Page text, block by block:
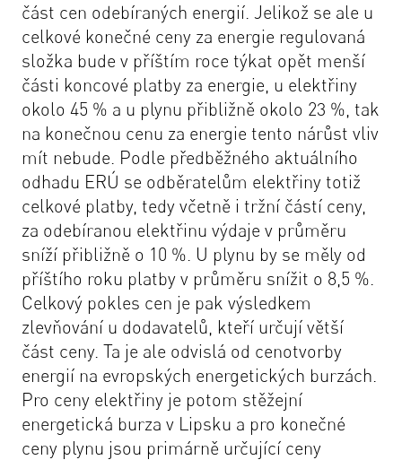
část cen odebíraných energií. Jelikož se ale u
celkové konečné ceny za energie regulovaná
složka bude v příštím roce týkat opět menší
části koncové platby za energie, u elektřiny
okolo 45 % a u plynu přibližně okolo 23 %, tak
na konečnou cenu za energie tento nárůst vliv
mít nebude. Podle předběžného aktuálního
odhadu ERÚ se odběratelům elektřiny totiž
celkové platby, tedy včetně i tržní částí ceny,
za odebíranou elektřinu výdaje v průměru
sníží přibližně o 10 %. U plynu by se měly od
příštího roku platby v průměru snížit o 8,5 %.
Celkový pokles cen je pak výsledkem
zlevňování u dodavatelů, kteří určují větší
část ceny. Ta je ale odvislá od cenotvorby
energií na evropských energetických burzách.
Pro ceny elektřiny je potom stěžejní
energetická burza v Lipsku a pro konečné
ceny plynu jsou primárně určující ceny